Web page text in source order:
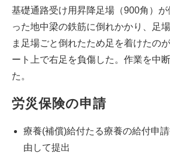
基礎通路受け用昇降足場（900角）
った地中梁の鉄筋に倒れかかり、足
ま足場ごと倒れたため足を着けたの
ート上で右足を負傷した。作業を中
た。
労災保険の申請
療養(補償)給付たる療養の給付申
由して提出